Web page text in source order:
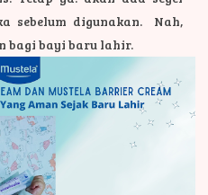
sebelum digunakan. Nah,
bagi bayi baru lahir.